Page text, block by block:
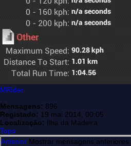
MRider
Mensagens: 896
Registado: 19 mai 2014, 00:05
Localização: Ilha da Madeira
Topo
Anterior Mostrar mensagens anteriores: